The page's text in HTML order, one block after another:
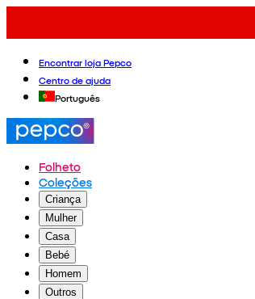
Encontrar loja Pepco
Centro de ajuda
Português
Folheto
Coleções
Criança
Mulher
Casa
Bebé
Homem
Outros